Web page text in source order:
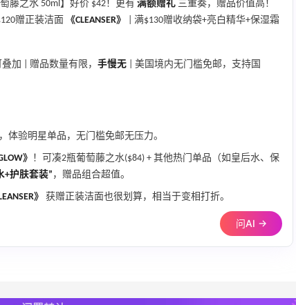
藤之水 50ml】好价 $42！更有 满额赠礼 三重奏，赠品价值高！
赠正装洁面 《CLEANSER》
| 满$130赠收纳袋+亮白精华+保湿霜
加 | 赠品数量有限， 手慢无 | 美国境内无门槛免邮，支持国
体验明星单品，无门槛免邮无压力。
》
！可凑2瓶葡萄藤之水($84) + 其他热门单品（如皇后水、保
+护肤套装”，赠品组合超值。
》 获赠正装洁面也很划算，相当于变相打折。
问AI →
COUTR
227人获得返利